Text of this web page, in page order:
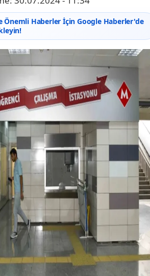
Önemli Haberler İçin Google Haberler'de